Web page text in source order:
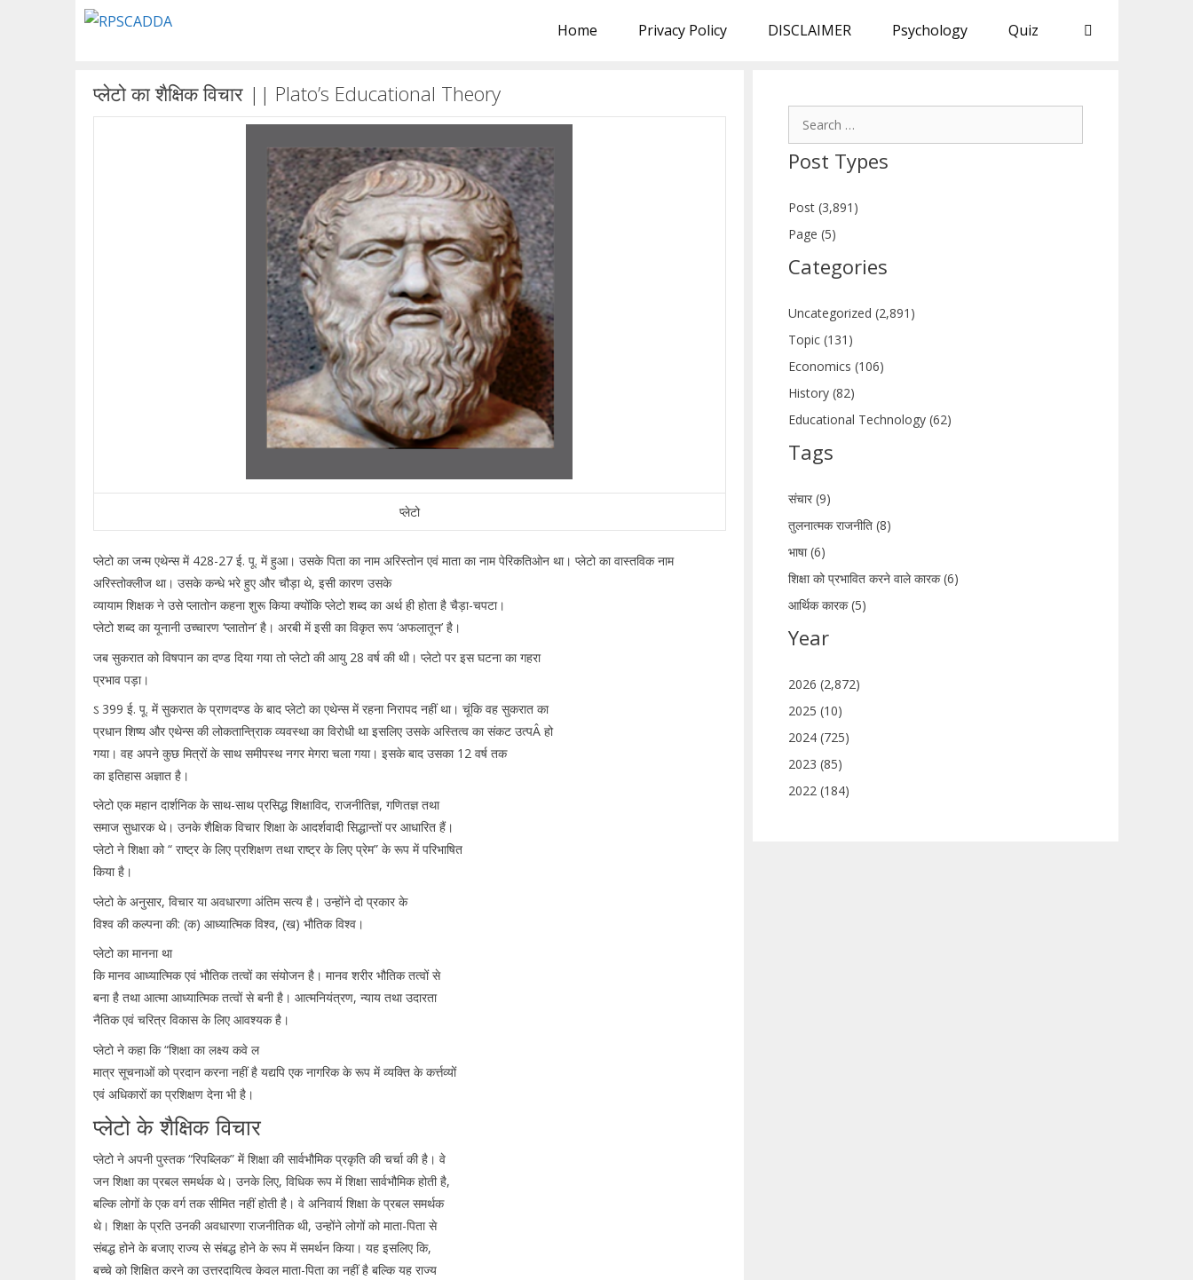
Home Privacy Policy DISCLAIMER Psychology Quiz
प्लेटो का शैक्षिक विचार || Plato’s Educational Theory
प्लेटो
प्लेटो का जन्म एथेन्स में 428-27 ई. पू. में हुआ। उसके पिता का नाम अरिस्तोन एवं माता का नाम पेरिकतिओन था। प्लेटो का वास्तविक नाम
अरिस्तोक्लीज था। उसके कन्धे भरे हुए और चौड़ा थे, इसी कारण उसके
व्यायाम शिक्षक ने उसे प्लातोन कहना शुरू किया क्योंकि प्लेटो शब्द का अर्थ ही होता है चैड़ा-चपटा।
प्लेटो शब्द का यूनानी उच्चारण ‘प्लातोन’ है। अरबी में इसी का विकृत रूप ‘अफलातून’ है।
जब सुकरात को विषपान का दण्ड दिया गया तो प्लेटो की आयु 28 वर्ष की थी। प्लेटो पर इस घटना का गहरा
प्रभाव पड़ा।
ऽ 399 ई. पू. में सुकरात के प्राणदण्ड के बाद प्लेटो का एथेन्स में रहना निरापद नहीं था। चूंकि वह सुकरात का
प्रधान शिष्य और एथेन्स की लोकतान्त्रिाक व्यवस्था का विरोधी था इसलिए उसके अस्तित्व का संकट उत्पÂ हो
गया। वह अपने कुछ मित्रों के साथ समीपस्थ नगर मेगरा चला गया। इसके बाद उसका 12 वर्ष तक
का इतिहास अज्ञात है।
प्लेटो एक महान दार्शनिक के साथ-साथ प्रसिद्ध शिक्षाविद, राजनीतिज्ञ, गणितज्ञ तथा
समाज सुधारक थे। उनके शैक्षिक विचार शिक्षा के आदर्शवादी सिद्धान्तों पर आधारित हैं।
प्लेटो ने शिक्षा को “ राष्ट्र के लिए प्रशिक्षण तथा राष्ट्र के लिए प्रेम” के रूप में परिभाषित
किया है।
प्लेटो के अनुसार, विचार या अवधारणा अंतिम सत्य है। उन्होंने दो प्रकार के
विश्व की कल्पना की: (क) आध्यात्मिक विश्व, (ख) भौतिक विश्व।
प्लेटो का मानना था
कि मानव आध्यात्मिक एवं भौतिक तत्वों का संयोजन है। मानव शरीर भौतिक तत्वों से
बना है तथा आत्मा आध्यात्मिक तत्वों से बनी है। आत्मनियंत्रण, न्याय तथा उदारता
नैतिक एवं चरित्र विकास के लिए आवश्यक है।
प्लेटो ने कहा कि “शिक्षा का लक्ष्य कवे ल
मात्र सूचनाओं को प्रदान करना नहीं है यद्यपि एक नागरिक के रूप में व्यक्ति के कर्त्तव्यों
एवं अधिकारों का प्रशिक्षण देना भी है।
प्लेटो के शैक्षिक विचार
प्लेटो ने अपनी पुस्तक “रिपब्लिक” में शिक्षा की सार्वभौमिक प्रकृति की चर्चा की है। वे
जन शिक्षा का प्रबल समर्थक थे। उनके लिए, विधिक रूप में शिक्षा सार्वभौमिक होती है,
बल्कि लोगों के एक वर्ग तक सीमित नहीं होती है। वे अनिवार्य शिक्षा के प्रबल समर्थक
थे। शिक्षा के प्रति उनकी अवधारणा राजनीतिक थी, उन्होंने लोगों को माता-पिता से
संबद्ध होने के बजाए राज्य से संबद्ध होने के रूप में समर्थन किया। यह इसलिए कि,
बच्चे को शिक्षित करने का उत्तरदायित्व केवल माता-पिता का नहीं है बल्कि यह राज्य
Post Types
Post (3,891)
Page (5)
Categories
Uncategorized (2,891)
Topic (131)
Economics (106)
History (82)
Educational Technology (62)
Tags
संचार (9)
तुलनात्मक राजनीति (8)
भाषा (6)
शिक्षा को प्रभावित करने वाले कारक (6)
आर्थिक कारक (5)
Year
2026 (2,872)
2025 (10)
2024 (725)
2023 (85)
2022 (184)